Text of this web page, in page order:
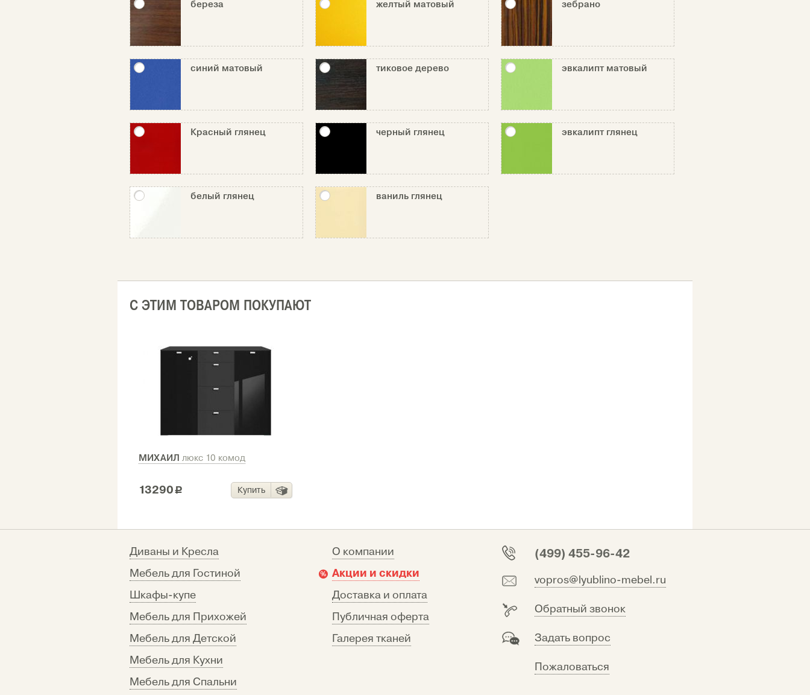
береза желтый матовый зебрано
синий матовый тиковое дерево эвкалипт матовый
Красный глянец черный глянец эвкалипт глянец
белый глянец ваниль глянец
С ЭТИМ ТОВАРОМ ПОКУПАЮТ
МИХАИЛ люкс 10 комод
13290 c Купить
Диваны и Кресла
Мебель для Гостиной
Шкафы-купе
Мебель для Прихожей
Мебель для Детской
Мебель для Кухни
Мебель для Спальни
О компании
Акции и скидки
Доставка и оплата
Публичная оферта
Галерея тканей
(499) 455-96-42
vopros@lyublino-mebel.ru
Обратный звонок
Задать вопрос
Пожаловаться